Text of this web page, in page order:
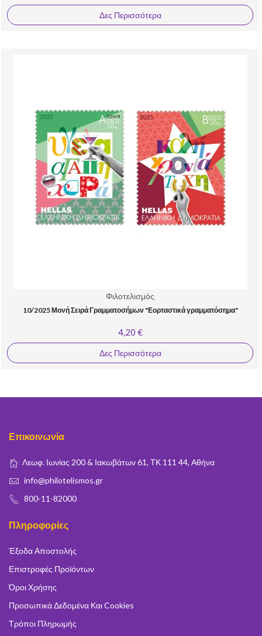
Δες Περισσότερα
Φιλοτελισμός
10/2025 Μονή Σειρά Γραμματοσήμων "Εορταστικά γραμματόσημα"
4,20 €
Δες Περισσότερα
Επικοινωνία
Λεωφ. Ιωνίας 200 & Ιακωβάτων 61, ΤΚ 111 44, Αθήνα
info@philotelismos.gr
800-11-82000
Πληροφορίες
Έξοδα Αποστολής
Επιστροφές Προϊόντων
Όροι Χρήσης
Προσωπικά Δεδομένα Και Cookies
Τρόποι Πληρωμής